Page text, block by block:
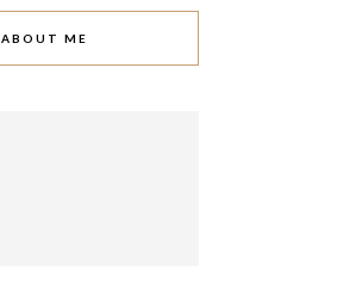
ABOUT ME